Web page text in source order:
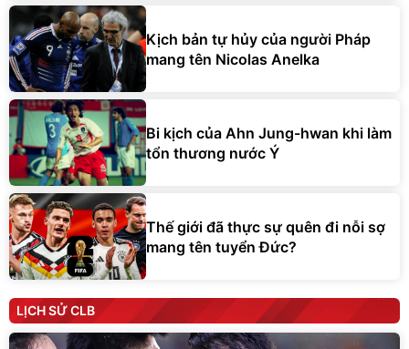
Kịch bản tự hủy của người Pháp
mang tên Nicolas Anelka
Bi kịch của Ahn Jung-hwan khi làm
tổn thương nước Ý
Thế giới đã thực sự quên đi nỗi sợ
mang tên tuyển Đức?
LỊCH SỬ CLB